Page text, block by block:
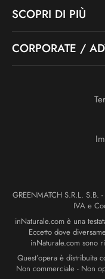
SCOPRI DI PIÙ
CORPORATE /
GREENMATCH S.R.L.
IVA e
inNaturale.com è una
Eccetto dove
inNaturale.com sono
Quest’opera è distribuita
Non commerciale - Non